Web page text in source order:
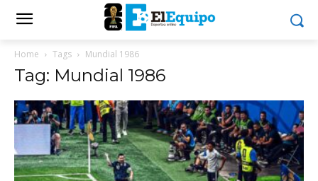
Home Tags Mundial 1986
Tag: Mundial 1986